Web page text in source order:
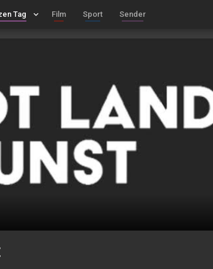
Tag keyboard_arrow_down Film Sport Sender